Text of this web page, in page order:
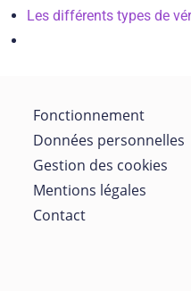
Les différents types de
Fonctionnement
Données personnelles
Gestion des cookies
Mentions légales
Contact